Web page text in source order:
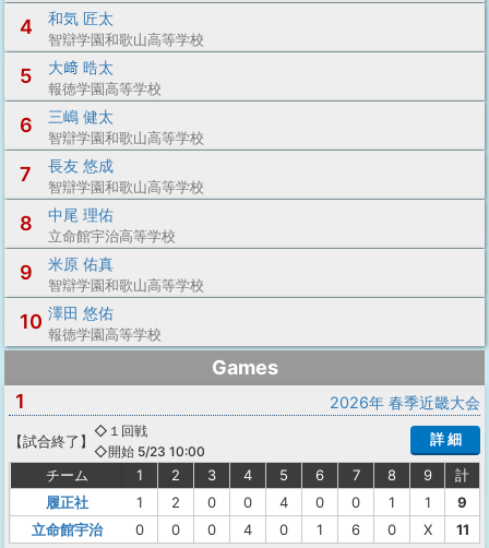
4 和気 匠太
智辯学園和歌山高等学校
5 大﨑 晧太
報徳学園高等学校
6 三嶋 健太
智辯学園和歌山高等学校
7 長友 悠成
智辯学園和歌山高等学校
8 中尾 理佑
立命館宇治高等学校
9 米原 佑真
智辯学園和歌山高等学校
10 澤田 悠佑
報徳学園高等学校
Games
1
2026年 春季近畿大会
【試合終了 】
◇１回戦
◇開始 5/23 10:00
詳 細
チーム 1 2 3 4 5 6 7 8 9
計
履正社
1 2 0 0 4 0 0 1 1
9
立命館宇治
0 0 0 4 0 1 6 0 X
11